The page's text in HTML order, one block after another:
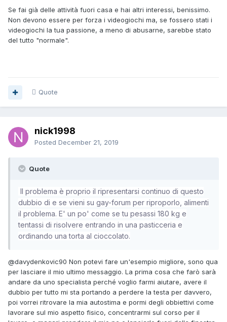
Se fai già delle attività fuori casa e hai altri interessi, benissimo.
Non devono essere per forza i videogiochi ma, se fossero stati i
videogiochi la tua passione, a meno di abusarne, sarebbe stato
del tutto "normale".
Quote
nick1998
Posted December 21, 2019
Quote
Il problema è proprio il ripresentarsi continuo di questo
dubbio di e se vieni su gay-forum per riproporlo, alimenti
il problema. E' un po' come se tu pesassi 180 kg e
tentassi di risolvere entrando in una pasticceria e
ordinando una torta al cioccolato.
@davydenkovic90 Non potevi fare un'esempio migliore, sono qua
per lasciare il mio ultimo messaggio. La prima cosa che farò sarà
andare da uno specialista perché voglio farmi aiutare, avere il
dubbio per tutto mi sta portando a perdere la testa per davvero,
poi vorrei ritrovare la mia autostima e pormi degli obbiettivi come
lavorare sul mio aspetto fisico, concentrarmi sul corso per il